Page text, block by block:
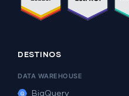
DESTINOS
DATA WAREHOUSE
BigQuery